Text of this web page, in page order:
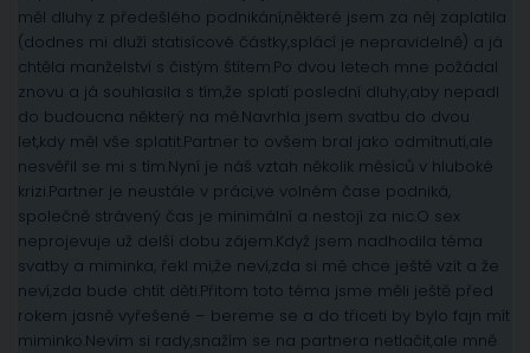
měl dluhy z předešlého podnikání,některé jsem za něj zaplatila
(dodnes mi dluží statisícové částky,splácí je nepravidelně) a já
chtěla manželství s čistým štítem.Po dvou letech mne požádal
znovu a já souhlasila s tím,že splatí poslední dluhy,aby nepadl
do budoucna některý na mě.Navrhla jsem svatbu do dvou
let,kdy měl vše splatit.Partner to ovšem bral jako odmítnutí,ale
nesvěřil se mi s tím.Nyní je náš vztah několik měsíců v hluboké
krizi.Partner je neustále v práci,ve volném čase podniká,
společně strávený čas je minimální a nestojí za nic.O sex
neprojevuje už delší dobu zájem.Když jsem nadhodila téma
svatby a miminka, řekl mi,že neví,zda si mě chce ještě vzít a že
neví,zda bude chtít děti.Přitom toto téma jsme měli ještě před
rokem jasně vyřešené – bereme se a do třiceti by bylo fajn mít
miminko.Nevím si rady,snažím se na partnera netlačit,ale mně